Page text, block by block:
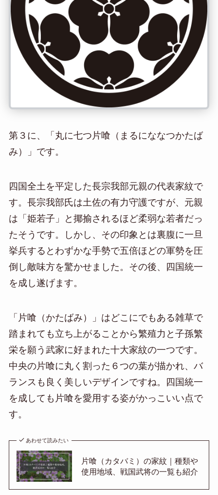
第３に、「丸に七つ片喰（まるにななつかたば
み）」です。
四国全土を平定した長宗我部元親の代表家紋で
す。長宗我部氏は土佐の有力守護ですが、元親
は「姫若子」と揶揄されるほど柔弱な若者だっ
たそうです。しかし、その印象とは裏腹に一旦
挙兵するとわずかな手勢で五倍ほどの軍勢を圧
倒し敵味方を驚かせました。その後、四国統一
を成し遂げます。
「片喰（かたばみ）」はどこにでもある雑草で
踏まれても立ち上がることから繁殖力と子孫繁
栄を願う武家に好まれた十大家紋の一つです。
中央の片喰に丸く割った６つの葉が描かれ、バ
ランスも良く美しいデザインですね。四国統一
を成しても片喰を愛用する姿がかっこいい点で
す。
あわせて読みたい
片喰（カタバミ）の家紋｜種類や
使用地域、戦国武将の一覧も紹介